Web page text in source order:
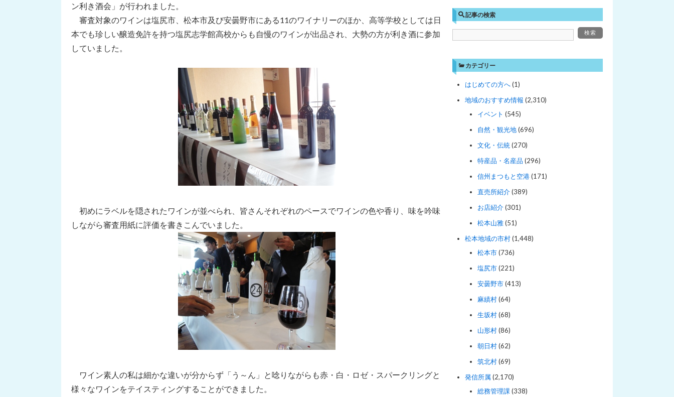
ン利き酒会」が行われました。
審査対象のワインは塩尻市、松本市及び安曇野市にある11のワイナリーのほか、高等学校としては日
本でも珍しい醸造免許を持つ塩尻志学館高校からも自慢のワインが出品され、大勢の方が利き酒に参加
していました。
初めにラベルを隠されたワインが並べられ、皆さんそれぞれのペースでワインの色や香り、味を吟味
しながら審査用紙に評価を書きこんでいました。
ワイン素人の私は細かな違いが分からず「う～ん」と唸りながらも赤・白・ロゼ・スパークリングと
様々なワインをテイスティングすることができました。
記事の検索
カテゴリー
はじめての方へ(1)
地域のおすすめ情報 (2,310)
イベント (545)
自然・観光地(696)
文化・伝統(270)
特産品・名産品 (296)
信州まつもと空港(171)
直売所紹介(389)
お店紹介(301)
松本山雅(51)
松本地域の市村(1,448)
松本市(736)
塩尻市(221)
安曇野市(413)
麻績村(64)
生坂村(68)
山形村(86)
朝日村(62)
筑北村(69)
発信所属(2,170)
総務管理課 (338)